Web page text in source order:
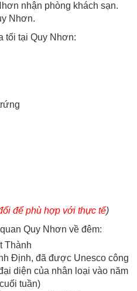
nhận phòng khách sạn.
Nhơn.
tối tại Quy Nhơn:
để phù hợp với thực tế)
Quy Nhơn về đêm:
Thành
Định, đã được Unesco công
diện của nhân loại vào năm
tuần)